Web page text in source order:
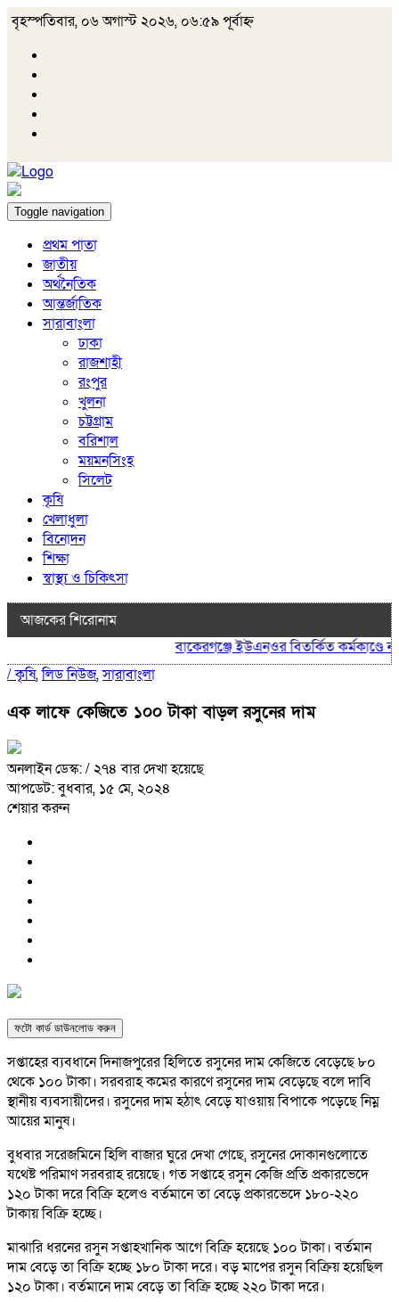
বৃহস্পতিবার, ০৬ অগাস্ট ২০২৬, ০৬:৫৯ পূর্বাহ্ন
Toggle navigation
প্রথম পাতা
জাতীয়
অর্থনৈতিক
আন্তর্জাতিক
সারাবাংলা
ঢাকা
রাজশাহী
রংপুর
খুলনা
চট্টগ্রাম
বরিশাল
ময়মনসিংহ
সিলেট
কৃষি
খেলাধুলা
বিনোদন
শিক্ষা
স্বাস্থ্য ও চিকিৎসা
আজকের শিরোনাম
বাকেরগঞ্জে ইউএনওর বিতর্কিত কর্মকাণ্ডে
/কৃষি,লিড নিউজ,সারাবাংলা
এক লাফে কেজিতে ১০০ টাকা বাড়ল রসুনের দাম
অনলাইন ডেস্ক:/ ২৭৪ বার দেখা হয়েছে
আপডেট: বুধবার, ১৫ মে, ২০২৪
শেয়ার করুন
ফটো কার্ড ডাউনলোড করুন
সপ্তাহের ব্যবধানে দিনাজপুরের হিলিতে রসুনের দাম কেজিতে বেড়েছে ৮০
থেকে ১০০ টাকা। সরবরাহ কমের কারণে রসুনের দাম বেড়েছে বলে দাবি
স্থানীয় ব্যবসায়ীদের। রসুনের দাম হঠাৎ বেড়ে যাওয়ায় বিপাকে পড়েছে নিম্ন
আয়ের মানুষ।
বুধবার সরেজমিনে হিলি বাজার ঘুরে দেখা গেছে, রসুনের দোকানগুলোতে
যথেষ্ট পরিমাণ সরবরাহ রয়েছে। গত সপ্তাহে রসুন কেজি প্রতি প্রকারভেদে
১২০ টাকা দরে বিক্রি হলেও বর্তমানে তা বেড়ে প্রকারভেদে ১৮০-২২০
টাকায় বিক্রি হচ্ছে।
মাঝারি ধরনের রসুন সপ্তাহখানিক আগে বিক্রি হয়েছে ১০০ টাকা। বর্তমান
দাম বেড়ে তা বিক্রি হচ্ছে ১৮০ টাকা দরে। বড় মাপের রসুন বিক্রিয় হয়েছিল
১২০ টাকা। বর্তমানে দাম বেড়ে তা বিক্রি হচ্ছে ২২০ টাকা দরে।